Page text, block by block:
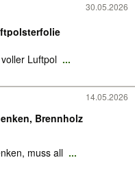
30.05.2026
Luftpol ...
14.05.2026
Brennholz
muss all ...